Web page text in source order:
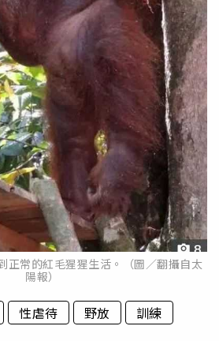
正常的紅毛猩猩生活。（圖／翻攝自太
陽報）
性虐待 野放 訓練